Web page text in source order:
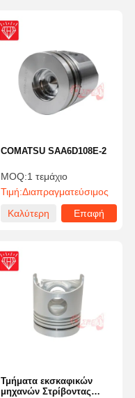
COMATSU SAA6D108E-2
MOQ:1 τεμάχιο
Τιμή:Διαπραγματεύσιμος
Καλύτερη
Επαφή
Τμήματα εκσκαφικών
μηχανών Στρίβοντας